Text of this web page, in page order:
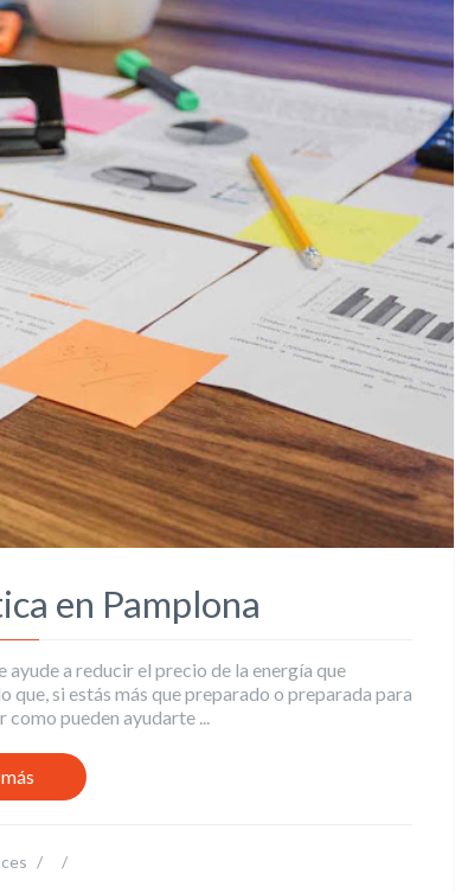
en Pamplona
ayude a reducir el precio de la energía que
que, si estás más que preparado o preparada para
como pueden ayudarte ...
/ /